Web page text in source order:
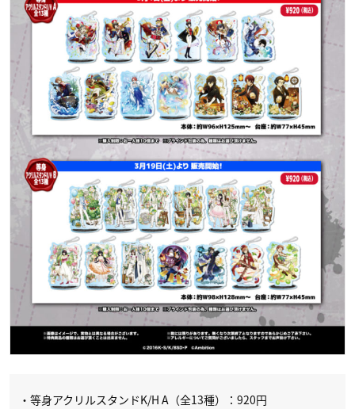
・等身アクリルスタンドK/H A（全13種）：920円